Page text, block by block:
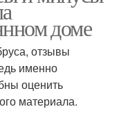
доме
отзывы
именно
оценить
материала.